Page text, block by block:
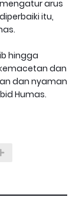
arus
itu,
hingga
dan
dan nyaman
Humas.